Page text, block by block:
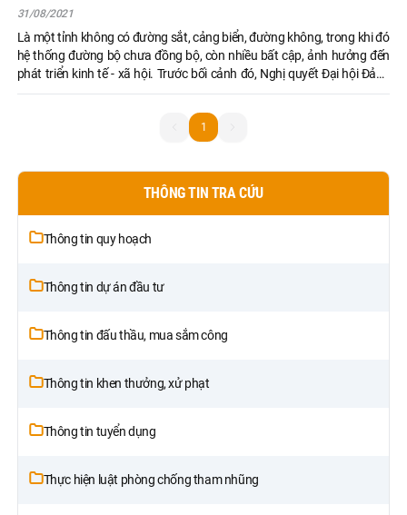
31/08/2021
Là một tỉnh không có đường sắt, cảng biển, đường không, trong khi đó
hệ thống đường bộ chưa đồng bộ, còn nhiều bất cập, ảnh hưởng đến
phát triển kinh tế - xã hội. Trước bối cảnh đó, Nghị quyết Đại hội Đảng
bộ tỉnh lần thứ XVII xác định, phát triển hạ tầng giao thông, đô thị động
lực và hạ tầng công nghệ thông tin là khâu đột phá. BCH Đảng bộ tỉnh,
UBND tỉnh đã ban hành nghị quyết, đề án để tổ chức thực hiện, bảo
đảm hoàn thiện hệ thống giao thông, tạo động lực cho phát triển trong
11
THÔNG TIN TRA CỨU
Thông tin quy hoạch
Thông tin dự án đầu tư
Thông tin đấu thầu, mua sắm công
Thông tin khen thưởng, xử phạt
Thông tin tuyển dụng
Thực hiện luật phòng chống tham nhũng